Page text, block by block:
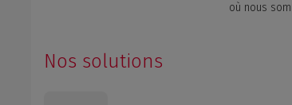
où nous
Nos solutions